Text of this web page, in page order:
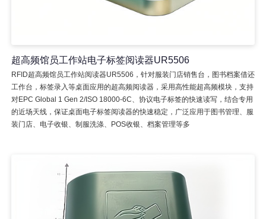
超高频馆员工作站电子标签阅读器UR5506
RFID超高频馆员工作站阅读器UR5506，针对服装门店销售台，图书档案借还
工作台，标签录入等桌面应用的超高频阅读器，采用高性能超高频模块，支持
对EPC Global 1 Gen 2/ISO 18000-6C、协议电子标签的快速读写，结合专用
的近场天线，保证桌面电子标签阅读器的快速稳定，广泛应用于图书管理、服
装门店、电子收银、制服洗涤、POS收银、档案管理等多